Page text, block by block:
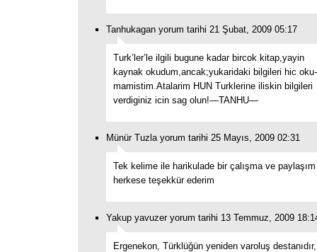
Tanhukagan yorum tarihi 21 Şubat, 2009 05:17
Turk’ler’le ilgili bugune kadar bircok kitap,yayin
kaynak okudum,ancak;yukaridaki bilgileri hic oku-
mamistim.Atalarim HUN Turklerine iliskin bilgileri
verdiginiz icin sag olun!—TANHU—
Münür Tuzla yorum tarihi 25 Mayıs, 2009 02:31
Tek kelime ile harikulade bir çalışma ve
herkese teşekkür ederim
Yakup yavuzer yorum tarihi 13 Temmuz, 2009
Ergenekon, Türklüğün yeniden varoluş